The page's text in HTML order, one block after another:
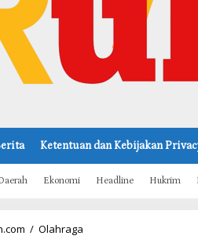
Ketentuan dan Kebijakan
Ekonomi Headline Hukrim
/ Olahraga